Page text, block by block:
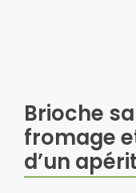
Brioche
fromage
d’un